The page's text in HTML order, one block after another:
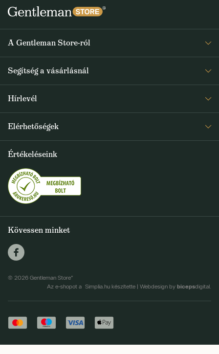
A Gentleman Store-ról
Rólunk
Journal
Segítség a vásárlásnál
Általános Szerződési Feltételek
Hírlevél
a speciális kínálatokról
Egyetértek a hírlevél elküldésével
Elérhetőségek
Értékeléseink
Kövessen minket
© 2026 Gentleman Store"
Az e-shopot a Simplia.hu készítette | Webdesign by bicepsdigital.